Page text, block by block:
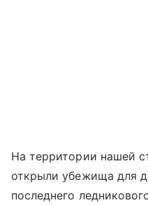
На территории нашей
открыли убежища для
последнего